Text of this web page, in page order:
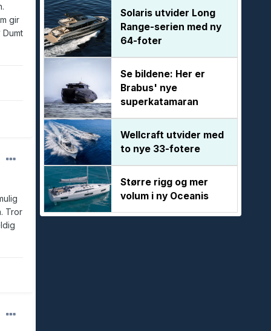
gir
Tror
Solaris utvider Long
Range-serien med ny
64-foter
Se bildene: Her er
Brabus' nye
superkatamaran
Wellcraft utvider med
to nye 33-fotere
Større rigg og mer
volum i ny Oceanis